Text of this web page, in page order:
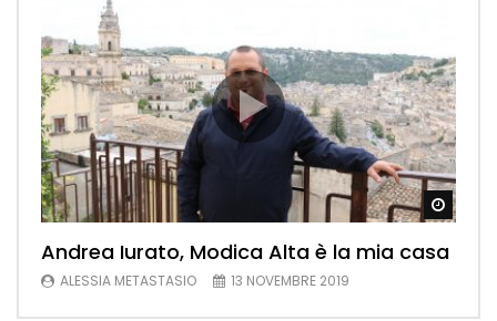
Andrea Iurato, Modica Alta è la mia casa
ALESSIA METASTASIO 13 NOVEMBRE 2019